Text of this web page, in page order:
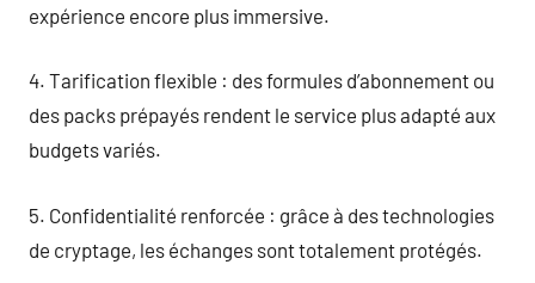
expérience encore plus immersive.
4. Tarification flexible : des formules d’abonnement ou
des packs prépayés rendent le service plus adapté aux
budgets variés.
5. Confidentialité renforcée : grâce à des technologies
de cryptage, les échanges sont totalement protégés.